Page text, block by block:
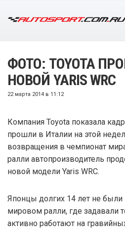
ФОТО: TOYOTA
НОВОЙ YARIS WRC
22 марта 2014 в 11:12
Компания Toyota показала
прошли в Италии на этой
возвращения в чемпионат
ралли автопроизводитель
новой модели Yaris WRC.
Японцы долгих 14 лет не
мировом ралли, где задавали
активно работают на